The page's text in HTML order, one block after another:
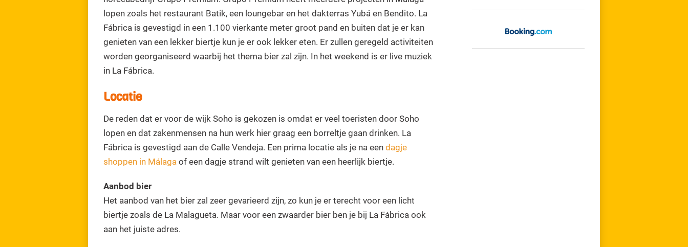
lopen zoals het restaurant Batik, een loungebar en het dakterras Yubá en Bendito. La
Fábrica is gevestigd in een 1.100 vierkante meter groot pand en buiten dat je er kan
genieten van een lekker biertje kun je er ook lekker eten. Er zullen geregeld activiteiten
worden georganiseerd waarbij het thema bier zal zijn. In het weekend is er live muziek
in La Fábrica.
Locatie
De reden dat er voor de wijk Soho is gekozen is omdat er veel toeristen door Soho
lopen en dat zakenmensen na hun werk hier graag een borreltje gaan drinken. La
Fábrica is gevestigd aan de Calle Vendeja. Een prima locatie als je na een dagje
shoppen in Málaga of een dagje strand wilt genieten van een heerlijk biertje.
Aanbod bier
Het aanbod van het bier zal zeer gevarieerd zijn, zo kun je er terecht voor een licht
biertje zoals de La Malagueta. Maar voor een zwaarder bier ben je bij La Fábrica ook
aan het juiste adres.